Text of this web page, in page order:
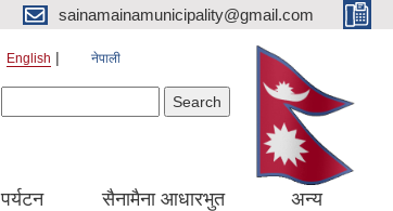
sainamainamunicipality@gmail.com
English नेपाली
पर्यटन सैनामैना आधारभुत अन्य